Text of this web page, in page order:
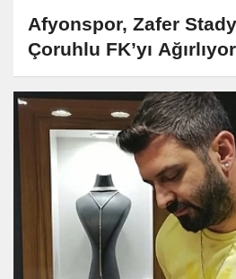
Afyonspor, Zafer
Çoruhlu FK’yı Ağırlıyor